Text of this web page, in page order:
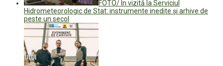
FOTO/ În vizită la Serviciul
Hidrometeorologic de Stat: instrumente inedite și arhive de
peste un secol